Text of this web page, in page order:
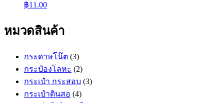
฿11.00
หมวดสินค้า
กระดาษโน๊ต (3)
กระป๋องโลหะ (2)
กระเป๋า กระสอบ (3)
กระเป๋าดินสอ (4)